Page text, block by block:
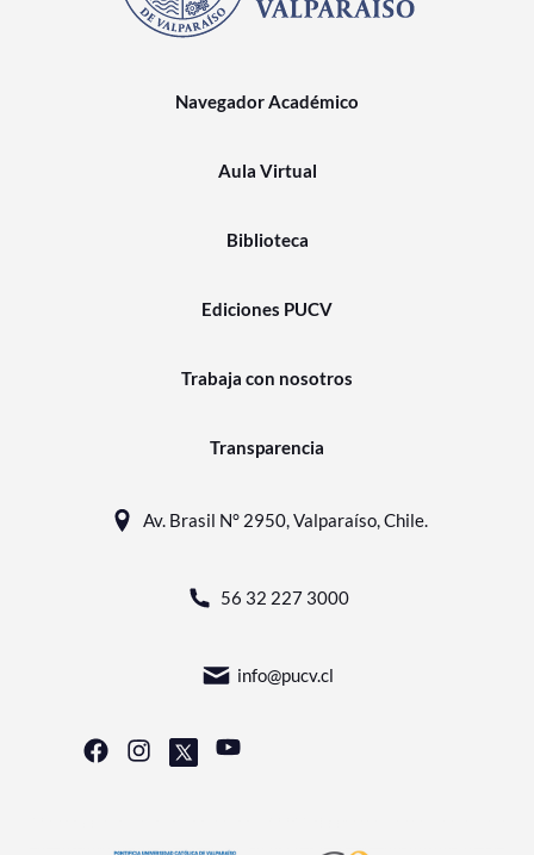
Navegador Académico
Aula Virtual
Biblioteca
Ediciones PUCV
Trabaja con nosotros
Transparencia
Av. Brasil N° 2950, Valparaíso, Chile.
56 32 227 3000
info@pucv.cl